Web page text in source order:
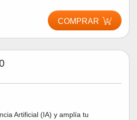
COMPRAR
Artificial (IA) y amplía tu